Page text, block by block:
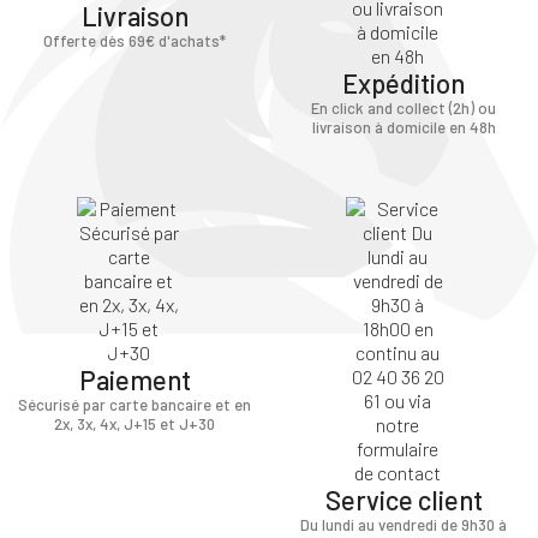
Livraison
Offerte dès 69€ d'achats*
Expédition
En click and collect (2h) ou
livraison à domicile en 48h
Paiement
Sécurisé par carte bancaire et en
2x, 3x, 4x, J+15 et J+30
Service client
Du lundi au vendredi de 9h30 à